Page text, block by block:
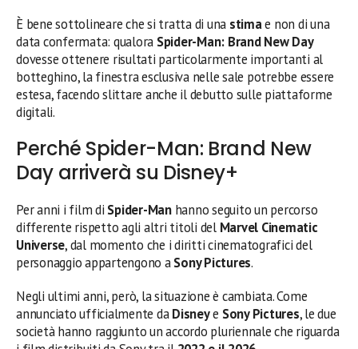
È bene sottolineare che si tratta di una stimae non di una
data confermata: qualora Spider-Man: Brand New Day
dovesse ottenere risultati particolarmente importanti al
botteghino, la finestra esclusiva nelle sale potrebbe essere
estesa, facendo slittare anche il debutto sulle piattaforme
digitali.
Perché Spider-Man: Brand New
Day arriverà su Disney+
Per anni i film di Spider-Manhanno seguito un percorso
differente rispetto agli altri titoli del Marvel Cinematic
Universe, dal momento che i diritti cinematografici del
personaggio appartengono aSony Pictures.
Negli ultimi anni, però, la situazione è cambiata. Come
annunciato ufficialmente daDisneye Sony Pictures, le due
società hanno raggiunto un accordo pluriennale che riguarda